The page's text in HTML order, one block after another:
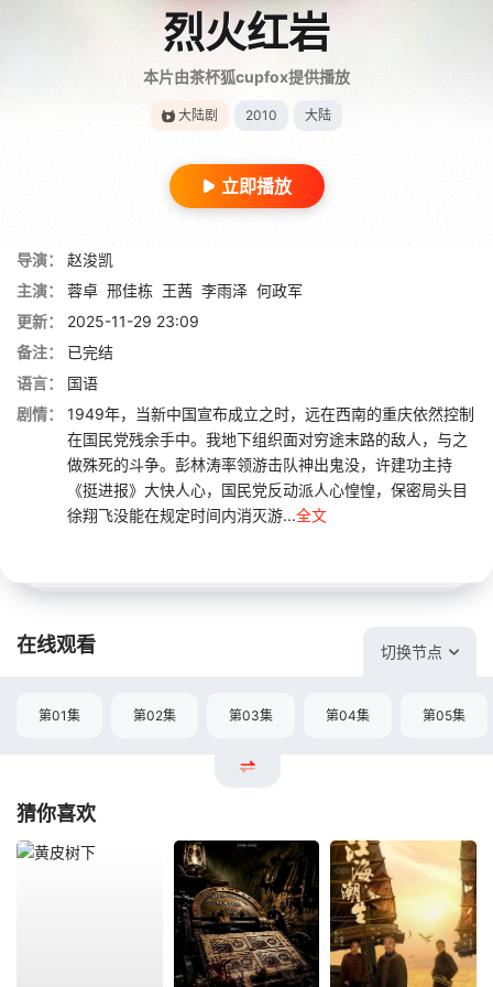
烈火红岩
本片由茶杯狐cupfox提供播放
大陆剧 2010 大陆
立即播放
导演：
赵浚凯
主演：
蓉卓 邢佳栋 王茜 李雨泽 何政军
更新：
2025-11-29 23:09
备注：
已完结
语言：
国语
剧情：
1949年，当新中国宣布成立之时，远在西南的重庆依然控制
在国民党残余手中。我地下组织面对穷途末路的敌人，与之
做殊死的斗争。彭林涛率领游击队神出鬼没，许建功主持
《挺进报》大快人心，国民党反动派人心惶惶，保密局头目
徐翔飞没能在规定时间内消灭游...全文
在线观看 切换节点
第01集 第02集 第03集 第04集 第05集
猜你喜欢